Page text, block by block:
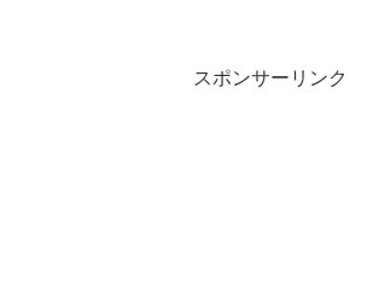
スポンサーリンク